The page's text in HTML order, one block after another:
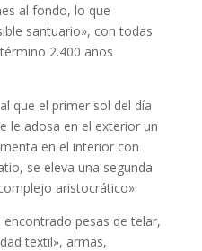
al fondo, lo que
santuario», con todas
2.400 años
que el primer sol del día
le adosa en el exterior un
en el interior con
se eleva una segunda
aristocrático».
pesas de telar,
textil», armas,